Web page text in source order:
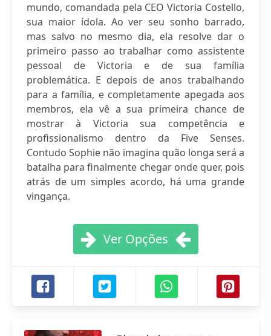
mundo, comandada pela CEO Victoria Costello,
sua maior ídola. Ao ver seu sonho barrado,
mas salvo no mesmo dia, ela resolve dar o
primeiro passo ao trabalhar como assistente
pessoal de Victoria e de sua família
problemática. E depois de anos trabalhando
para a família, e completamente apegada aos
membros, ela vê a sua primeira chance de
mostrar à Victoria sua competência e
profissionalismo dentro da Five Senses.
Contudo Sophie não imagina quão longa será a
batalha para finalmente chegar onde quer, pois
atrás de um simples acordo, há uma grande
vingança.
Ver Opções